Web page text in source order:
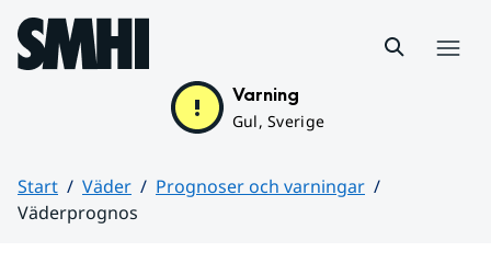
Hoppa till sidans innehåll
Varning
Gul, Sverige
Start Väder
Prognoser och varningar
Väderprognos